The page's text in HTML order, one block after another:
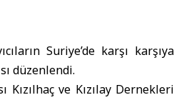
Suriye’de karşı karşıya
düzenlendi.
Kızılhaç ve Kızılay Dernekleri